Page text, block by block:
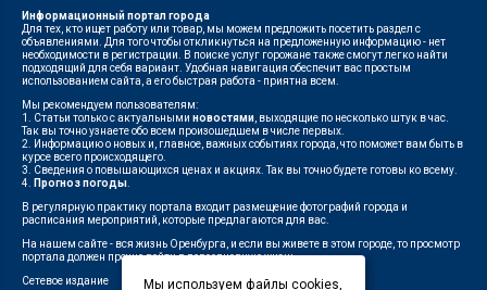
Информационный портал города
Для тех, кто ищет работу или товар, мы можем предложить посетить раздел с
объявлениями. Для того чтобы откликнуться на предложенную информацию - нет
необходимости в регистрации. В поиске услуг горожане также смогут легко найти
подходящий для себя вариант. Удобная навигация обеспечит вас простым
использованием сайта, а его быстрая работа - приятна всем.
Мы рекомендуем пользователям:
1. Статьи только с актуальными новостями , выходящие по несколько штук в час.
Так вы точно узнаете обо всем произошедшем в числе первых.
2. Информацию о новых и, главное, важных событиях города, что поможет вам быть в
курсе всего происходящего.
3. Сведения о повышающихся ценах и акциях. Так вы точно будете готовы ко всему.
4.
Прогноз погоды
В регулярную практику портала входит размещение фотографий города и
расписания мероприятий, которые предлагаются для вас.
На нашем сайте - вся жизнь Оренбурга, и если вы живете в этом городе, то просмотр
портала должен прочно войти в повседневную жизнь.
Сетевое издание
"1743"
Мы используем файлы cookies,